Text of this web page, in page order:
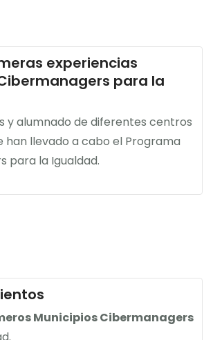
experiencias
para la
y alumnado de diferentes centros
han llevado a cabo el Programa
para la Igualdad.
Municipios Cibermanagers